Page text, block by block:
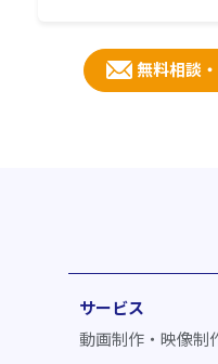
無料相談
サービス
動画制作・映像制